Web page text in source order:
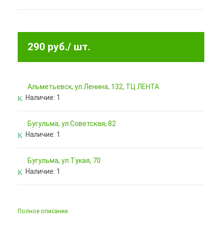
290 руб./ шт.
Альметьевск, ул.Ленина, 132, ТЦ ЛЕНТА
Наличие: 1
Бугульма, ул.Советская, 82
Наличие: 1
Бугульма, ул.Тукая, 70
Наличие: 1
Полное описание